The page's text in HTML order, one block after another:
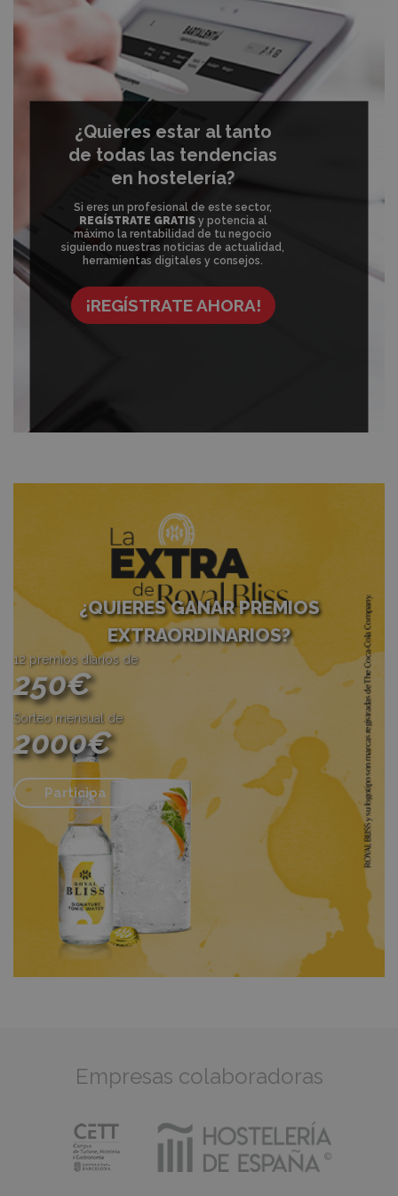
¿Quieres estar al tanto
de todas las tendencias
en hostelería?
Si eres un profesional de este sector,
REGÍSTRATE GRATISy potencia al
máximo la rentabilidad de tu negocio
siguiendo nuestras noticias de actualidad,
herramientas digitales y consejos.
¡REGÍSTRATE AHORA!
¿QUIERES GANAR PREMIOS
EXTRAORDINARIOS?
12 premios diarios de
250€
Sorteo mensual de
2000€
Participa
Empresas colaboradoras